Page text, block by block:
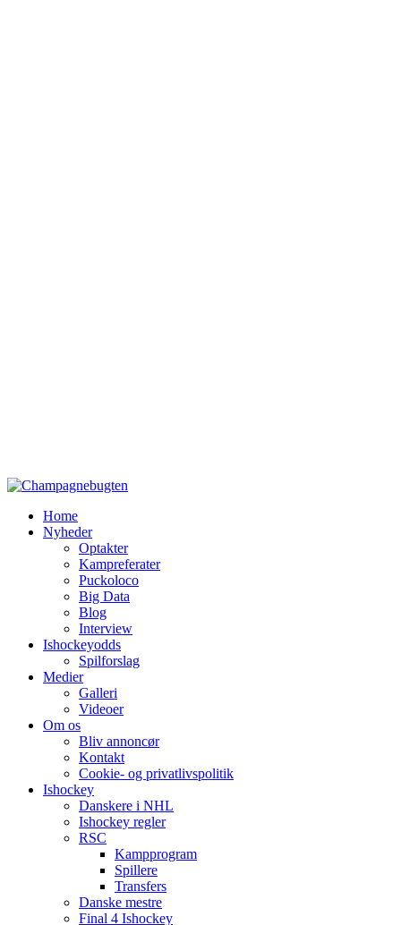
Home
Nyheder
Optakter
Kampreferater
Puckoloco
Big Data
Blog
Interview
Ishockeyodds
Spilforslag
Medier
Galleri
Videoer
Om os
Bliv annoncør
Kontakt
Cookie- og privatlivspolitik
Ishockey
Danskere i NHL
Ishockey regler
RSC
Kampprogram
Spillere
Transfers
Danske mestre
Final 4 Ishockey